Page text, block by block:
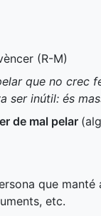
(R-M)
que no crec
ser inútil: és
de mal pelar
que
etc.